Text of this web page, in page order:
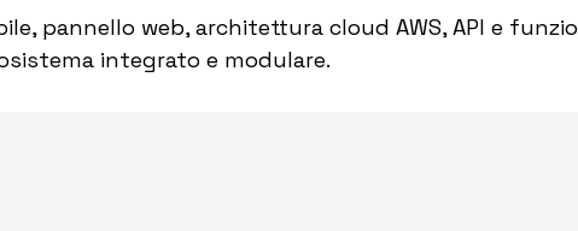
pannello web, architettura cloud AWS, API e
integrato e modulare.